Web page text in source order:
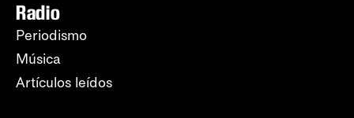
Radio
Periodismo
Música
Artículos leídos